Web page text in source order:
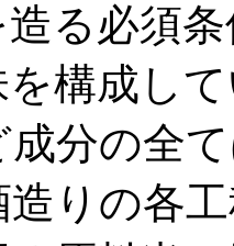
る必須
構成し
分の全
造りの各